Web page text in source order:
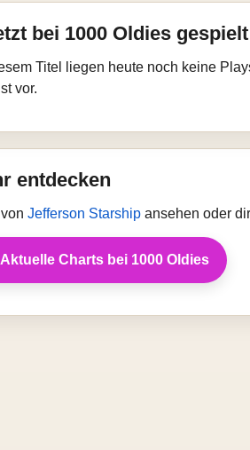
bei 1000 Oldies gespielt
Titel liegen heute noch keine
vor.
entdecken
Jefferson Starship ansehen oder
Aktuelle Charts bei 1000 Oldies